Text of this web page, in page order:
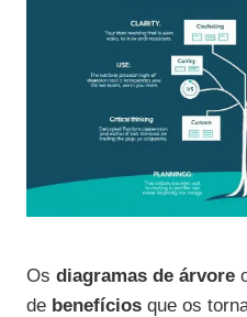
Os diagramas de árvore
de benefícios que os